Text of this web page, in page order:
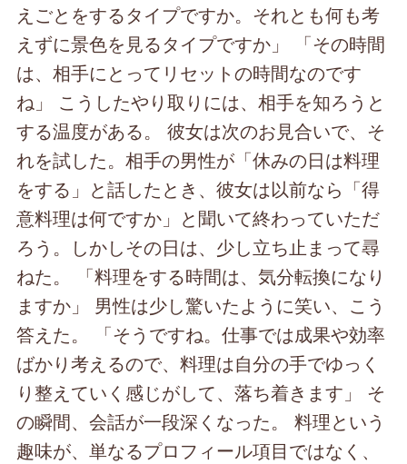
えごとをするタイプですか。それとも何も考
えずに景色を見るタイプですか」 「その時間
は、相手にとってリセットの時間なのです
ね」 こうしたやり取りには、相手を知ろうと
する温度がある。 彼女は次のお見合いで、そ
れを試した。相手の男性が「休みの日は料理
をする」と話したとき、彼女は以前なら「得
意料理は何ですか」と聞いて終わっていただ
ろう。しかしその日は、少し立ち止まって尋
ねた。 「料理をする時間は、気分転換になり
ますか」 男性は少し驚いたように笑い、こう
答えた。 「そうですね。仕事では成果や効率
ばかり考えるので、料理は自分の手でゆっく
り整えていく感じがして、落ち着きます」 そ
の瞬間、会話が一段深くなった。 料理という
趣味が、単なるプロフィール項目ではなく、